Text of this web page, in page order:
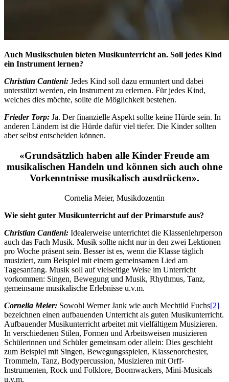
Auch Musikschulen bieten Musikunterricht an. Soll jedes Kind
ein Instrument lernen?
Christian Cantieni: Jedes Kind soll dazu ermuntert und dabei
unterstützt werden, ein Instrument zu erlernen. Für jedes Kind,
welches dies möchte, sollte die Möglichkeit bestehen.
Frieder Torp: Ja. Der finanzielle Aspekt sollte keine Hürde sein. In
anderen Ländern ist die Hürde dafür viel tiefer. Die Kinder sollten
aber selbst entscheiden können.
«Grundsätzlich haben alle Kinder Freude am
musikalischen Handeln und können sich auch ohne
Vorkenntnisse musikalisch ausdrücken».
Cornelia Meier, Musikdozentin
Wie sieht guter Musikunterricht auf der Primarstufe aus?
Christian Cantieni: Idealerweise unterrichtet die Klassenlehrperson
auch das Fach Musik. Musik sollte nicht nur in den zwei Lektionen
pro Woche präsent sein. Besser ist es, wenn die Klasse täglich
musiziert, zum Beispiel mit einem gemeinsamen Lied am
Tagesanfang. Musik soll auf vielseitige Weise im Unterricht
vorkommen: Singen, Bewegung und Musik, Rhythmus, Tanz,
gemeinsame musikalische Erlebnisse u.v.m.
Cornelia Meier: Sowohl Werner Jank wie auch Mechtild Fuchs[2]
bezeichnen einen aufbauenden Unterricht als guten Musikunterricht.
Aufbauender Musikunterricht arbeitet mit vielfältigem Musizieren.
In verschiedenen Stilen, Formen und Arbeitsweisen musizieren
Schülerinnen und Schüler gemeinsam oder allein: Dies geschieht
zum Beispiel mit Singen, Bewegungsspielen, Klassenorchester,
Trommeln, Tanz, Bodypercussion, Musizieren mit Orff-
Instrumenten, Rock und Folklore, Boomwackers, Mini-Musicals
u.v.m.